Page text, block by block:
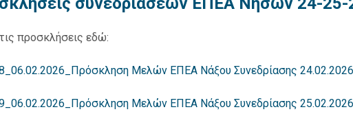
προσκλήσεις εδώ:
Μελών ΕΠΕΑ Νάξου Συνεδρίασης 24.02.2026
Μελών ΕΠΕΑ Νάξου Συνεδρίασης 25.02.2026